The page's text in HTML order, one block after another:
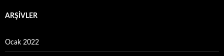
ARŞIVLER
Ocak 2022